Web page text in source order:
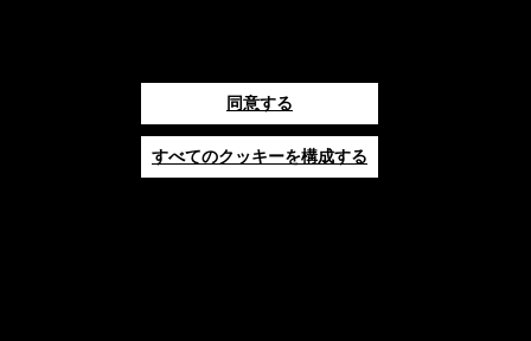
同意する
すべてのクッキーを構成する